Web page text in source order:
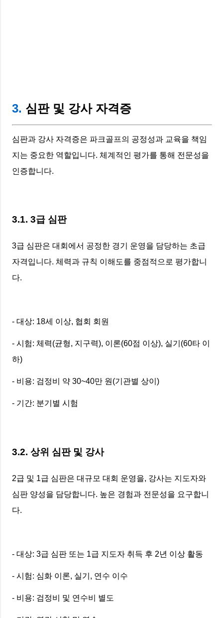
3. 심판 및 강사 자격증
심판과 강사 자격증은 파크골프의 공정성과 교육을 책임
지는 중요한 역할입니다. 체계적인 평가를 통해 전문성을
인증합니다.
3.1. 3급 심판
3급 심판은 대회에서 공정한 경기 운영을 담당하는 초급
자격입니다. 체력과 규칙 이해도를 중점적으로 평가합니
다.
- 대상: 18세 이상, 협회 회원
- 시험: 체력(균형, 지구력), 이론(60점 이상), 실기(60타 이
하)
- 비용: 검정비 약 30~40만 원(기관별 상이)
- 기간: 분기별 시험
3.2. 상위 심판 및 강사
2급 및 1급 심판은 대규모 대회 운영을, 강사는 지도자와
심판 양성을 담당합니다. 높은 경험과 전문성을 요구합니
다.
- 대상: 3급 심판 또는 1급 지도자 취득 후 2년 이상 활동
- 시험: 심화 이론, 실기, 연수 이수
- 비용: 검정비 및 연수비 별도